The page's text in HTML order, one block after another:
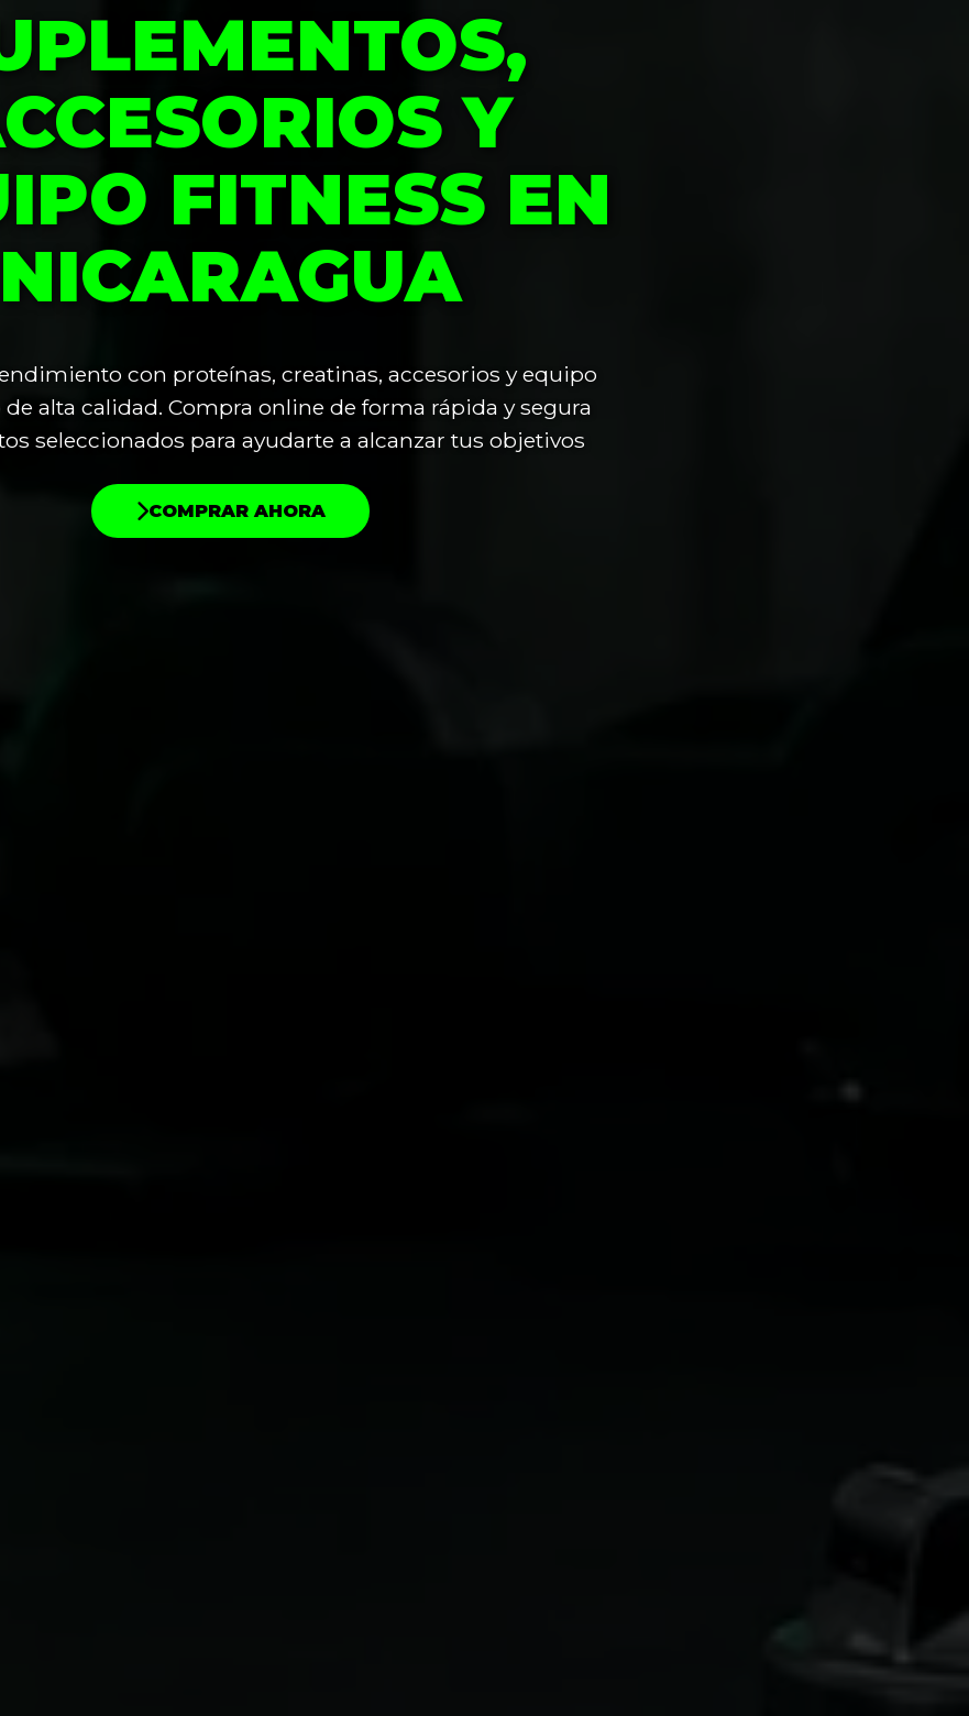
Y
FITNESS EN
NICARAGUA
con proteínas, creatinas, accesorios y equipo
alta calidad. Compra online de forma rápida y segura
seleccionados para ayudarte a alcanzar tus objetivos
COMPRAR AHORA